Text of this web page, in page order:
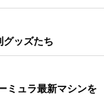
グッズたち
ミュラ最新マシンを